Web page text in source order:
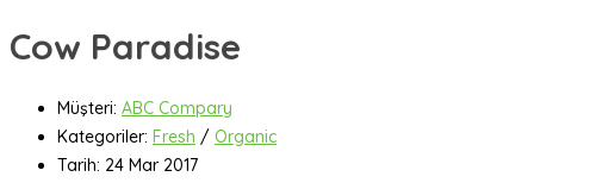
Cow Paradise
Müşteri: ABC Compary
Kategoriler: Fresh / Organic
Tarih: 24 Mar 2017